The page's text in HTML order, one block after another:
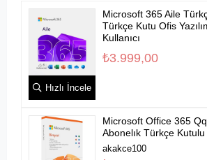
Hızlı İncele
Microsoft 365 Aile
Türkçe Kutu Ofis
Kullanıcı
₺3.999,00
Microsoft Office 365
Abonelık Türkçe Kutulu
akakce100